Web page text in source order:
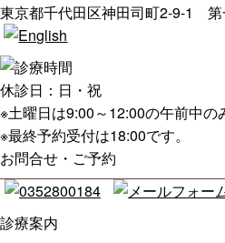
東京都千代田区神田司町2-9-1
休診日： 日・祝
※土曜日は9:00～12:00の午前中の
※最終予約受付は18:00です。
お問合せ・ご予約
診療案内